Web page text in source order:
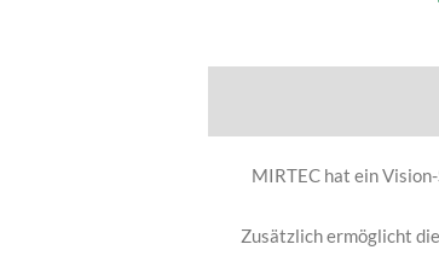
MIRTEC hat ein
Zusätzlich ermöglicht